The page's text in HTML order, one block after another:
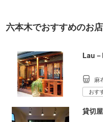
六本木でおすすめのお店
Lau
麻
おす
貸切